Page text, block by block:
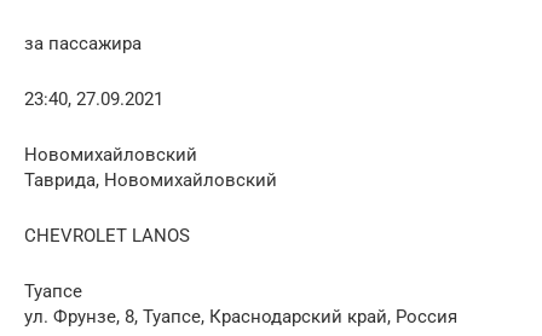
за пассажира
23:40, 27.09.2021
Новомихайловский
Таврида, Новомихайловский
CHEVROLET LANOS
Туапсе
ул. Фрунзе, 8, Туапсе, Краснодарский край, Россия